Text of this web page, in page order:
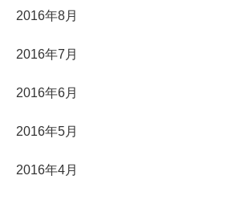
2016年8月
2016年7月
2016年6月
2016年5月
2016年4月